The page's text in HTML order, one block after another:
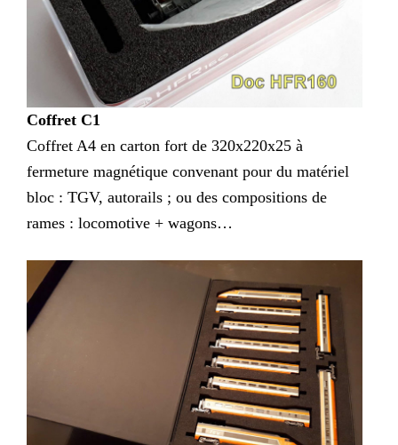
Coffret C1
Coffret A4 en carton fort de 320x220x25 à
fermeture magnétique convenant pour du matériel
bloc : TGV, autorails ; ou des compositions de
rames : locomotive + wagons…